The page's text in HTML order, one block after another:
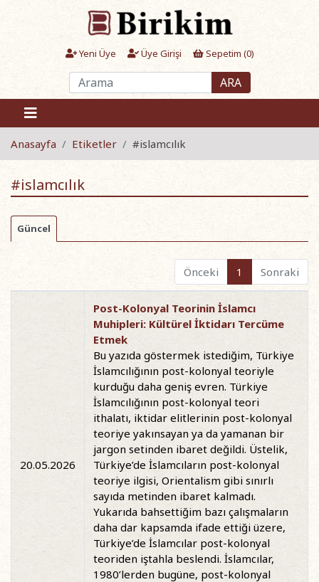
Yeni Üye Üye Girişi Sepetim (0)
ARA
Anasayfa Etiketler #islamcılık
#islamcılık
Güncel
Önceki 1 Sonraki
20.05.2026
Post-Kolonyal Teorinin İslamcı
Muhipleri: Kültürel İktidarı Tercüme
Etmek
Bu yazıda göstermek istediğim, Türkiye
İslamcılığının post-kolonyal teoriyle
kurduğu daha geniş evren. Türkiye
İslamcılığının post-kolonyal teori
ithalatı, iktidar elitlerinin post-kolonyal
teoriye yakınsayan ya da yamanan bir
jargon setinden ibaret değildi. Üstelik,
Türkiye’de İslamcıların post-kolonyal
teoriye ilgisi, Orientalism gibi sınırlı
sayıda metinden ibaret kalmadı.
Yukarıda bahsettiğim bazı çalışmaların
daha dar kapsamda ifade ettiği üzere,
Türkiye’de İslamcılar post-kolonyal
teoriden iştahla beslendi. İslamcılar,
1980’lerden bugüne, post-kolonyal